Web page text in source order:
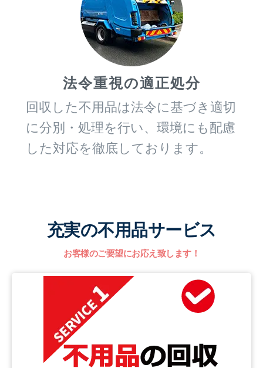
法令重視の適正処分
回収した不用品は法令に基づき適切
に分別・処理を行い、環境にも配慮
した対応を徹底しております。
充実の不用品サービス
お客様のご要望にお応え致します！